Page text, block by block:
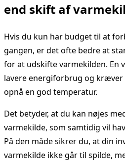
end skift af
Hvis du kun har budget til at
gangen, er det ofte bedre at
for at udskifte varmekilden. En
lavere energiforbrug og
opnå en god temperatur.
Det betyder, at du kan nøjes
varmekilde, som samtidig vil
På den måde sikrer du, at din
varmekilde ikke går til spilde,